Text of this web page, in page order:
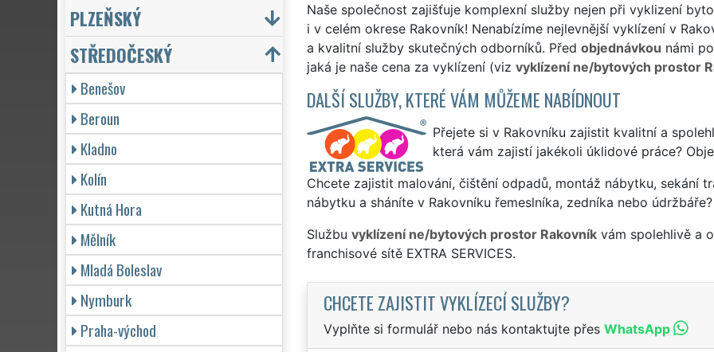
Naše společnost zajišťuje komplexní služby nejen při vyklizení
i v celém okrese Rakovník! Nenabízíme nejlevnější vyklízení v
a kvalitní služby skutečných odborníků. Před objednávkou námi
jaká je naše cena za vyklízení (viz vyklízení ne/bytových prostor
DALŠÍ SLUŽBY, KTERÉ VÁM MŮŽEME NABÍDNOUT
Přejete si v Rakovníku zajistit kvalitní a
která vám zajistí jakékoli úklidové práce?
Chcete zajistit malování, čištění odpadů, montáž nábytku, sekání
nábytku a sháníte v Rakovníku řemeslníka, zedníka nebo
Službu vyklízení ne/bytových prostor Rakovníkvám spolehlivě a
franchisové sítě EXTRA SERVICES.
CHCETE ZAJISTIT VYKLÍZECÍ SLUŽBY?
Vyplňte si formulář nebo nás kontaktujte přes WhatsApp
PLZEŇSKÝ
STŘEDOČESKÝ
Benešov
Beroun
Kladno
Kolín
Kutná Hora
Mělník
Mladá Boleslav
Nymburk
Praha-východ